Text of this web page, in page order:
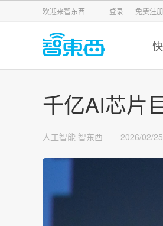
欢迎来智东西 登录 免费注册
智东西 车东西
千亿AI芯片
人工智能 智东西 2026/02/25